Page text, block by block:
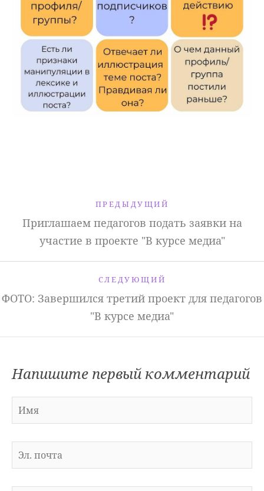
ПРЕДЫДУЩИЙ
Приглашаем педагогов подать заявки на
участие в проекте "В курсе медиа"
СЛЕДУЮЩИЙ
ФОТО: Завершился третий проект для педагогов
"В курсе медиа"
Напишите первый комментарий